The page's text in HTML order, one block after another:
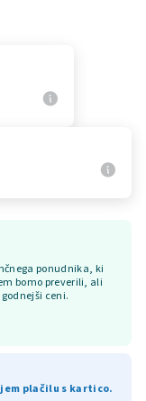
ponudnika, ki
bomo preverili, ali
ceni.
plačilu s kartico.